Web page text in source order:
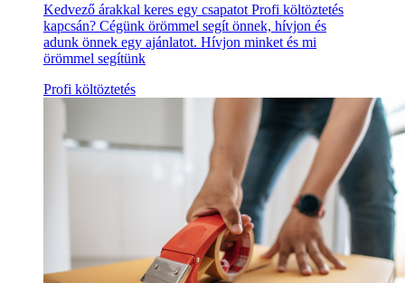
Kedvező árakkal keres egy csapatot Profi költöztetés
kapcsán? Cégünk örömmel segít önnek, hívjon és
adunk önnek egy ajánlatot. Hívjon minket és mi
örömmel segítünk
Profi költöztetés